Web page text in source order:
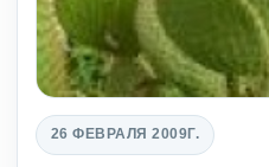
26 ФЕВРАЛЯ 2009Г.